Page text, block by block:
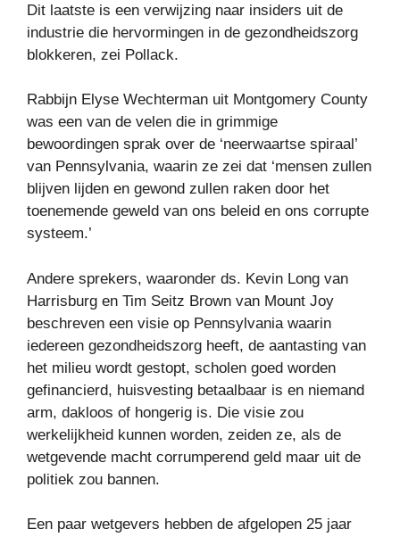
Dit laatste is een verwijzing naar insiders uit de
industrie die hervormingen in de gezondheidszorg
blokkeren, zei Pollack.
Rabbijn Elyse Wechterman uit Montgomery County
was een van de velen die in grimmige
bewoordingen sprak over de ‘neerwaartse spiraal’
van Pennsylvania, waarin ze zei dat ‘mensen zullen
blijven lijden en gewond zullen raken door het
toenemende geweld van ons beleid en ons corrupte
systeem.’
Andere sprekers, waaronder ds. Kevin Long van
Harrisburg en Tim Seitz Brown van Mount Joy
beschreven een visie op Pennsylvania waarin
iedereen gezondheidszorg heeft, de aantasting van
het milieu wordt gestopt, scholen goed worden
gefinancierd, huisvesting betaalbaar is en niemand
arm, dakloos of hongerig is. Die visie zou
werkelijkheid kunnen worden, zeiden ze, als de
wetgevende macht corrumperend geld maar uit de
politiek zou bannen.
Een paar wetgevers hebben de afgelopen 25 jaar